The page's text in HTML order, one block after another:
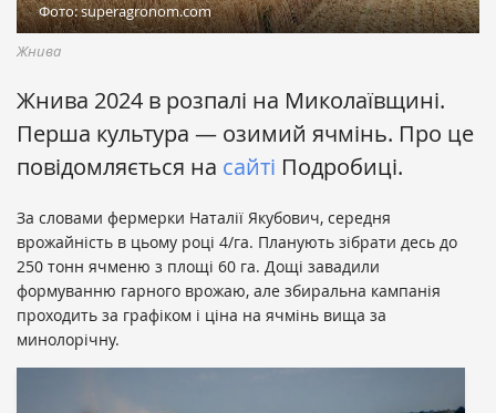
Фото: superagronom.com
Жнива
Жнива 2024 в розпалі на Миколаївщині.
Перша культура — озимий ячмінь. Про це
повідомляється на сайті Подробиці.
За словами фермерки Наталії Якубович, середня
врожайність в цьому році 4/га. Планують зібрати десь до
250 тонн ячменю з площі 60 га. Дощі завадили
формуванню гарного врожаю, але збиральна кампанія
проходить за графіком і ціна на ячмінь вища за
минолорічну.